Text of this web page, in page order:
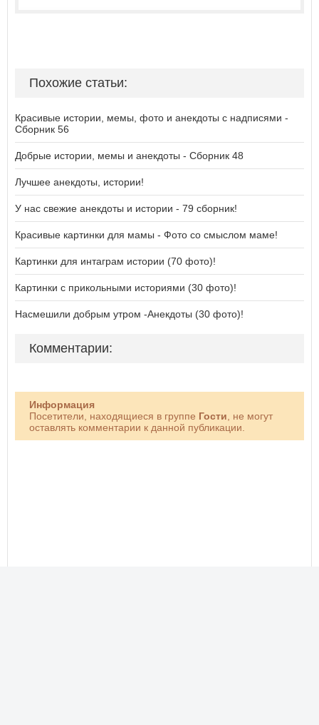
Похожие статьи:
Красивые истории, мемы, фото и анекдоты с надписями -
Сборник 56
Добрые истории, мемы и анекдоты - Сборник 48
Лучшее анекдоты, истории!
У нас свежие анекдоты и истории - 79 сборник!
Красивые картинки для мамы - Фото со смыслом маме!
Картинки для интаграм истории (70 фото)!
Картинки с прикольными историями (30 фото)!
Насмешили добрым утром -Анекдоты (30 фото)!
Комментарии:
Информация
Посетители, находящиеся в группе Гости , не могут
оставлять комментарии к данной публикации.